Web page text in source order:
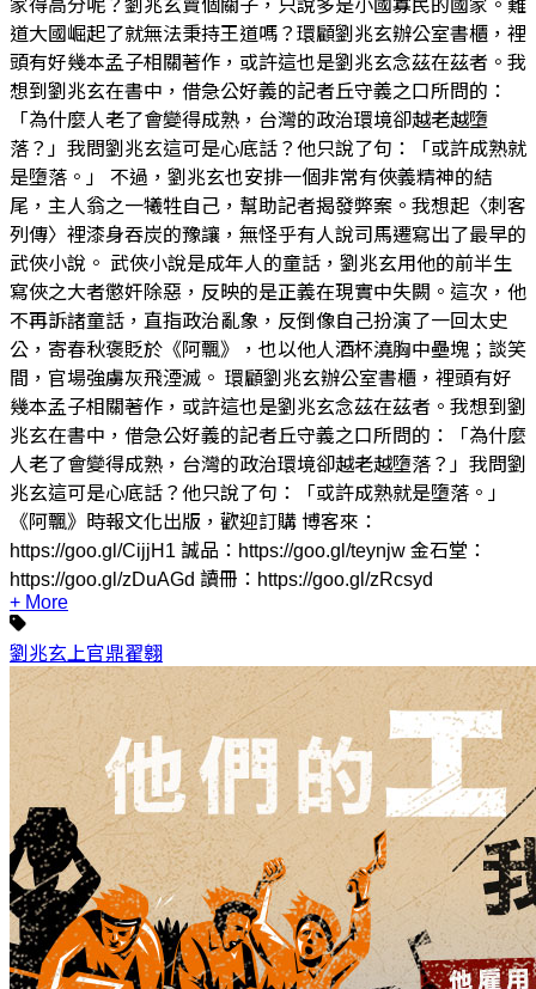
家得高分呢？劉兆玄賣個關子，只說多是小國寡民的國家。難
道大國崛起了就無法秉持王道嗎？環顧劉兆玄辦公室書櫃，裡
頭有好幾本孟子相關著作，或許這也是劉兆玄念茲在茲者。我
想到劉兆玄在書中，借急公好義的記者丘守義之口所問的：
「為什麼人老了會變得成熟，台灣的政治環境卻越老越墮
落？」我問劉兆玄這可是心底話？他只說了句：「或許成熟就
是墮落。」 不過，劉兆玄也安排一個非常有俠義精神的結
尾，主人翁之一犧牲自己，幫助記者揭發弊案。我想起〈刺客
列傳〉裡漆身吞炭的豫讓，無怪乎有人說司馬遷寫出了最早的
武俠小說。 武俠小說是成年人的童話，劉兆玄用他的前半生
寫俠之大者懲奸除惡，反映的是正義在現實中失闕。這次，他
不再訴諸童話，直指政治亂象，反倒像自己扮演了一回太史
公，寄春秋褒貶於《阿飄》，也以他人酒杯澆胸中壘塊；談笑
間，官場強虜灰飛湮滅。 環顧劉兆玄辦公室書櫃，裡頭有好
幾本孟子相關著作，或許這也是劉兆玄念茲在茲者。我想到劉
兆玄在書中，借急公好義的記者丘守義之口所問的：「為什麼
人老了會變得成熟，台灣的政治環境卻越老越墮落？」我問劉
兆玄這可是心底話？他只說了句：「或許成熟就是墮落。」
《阿飄》時報文化出版，歡迎訂購 博客來：
https://goo.gl/CijjH1 誠品：https://goo.gl/teynjw 金石堂：
https://goo.gl/zDuAGd 讀冊：https://goo.gl/zRcsyd
+ More
劉兆玄 上官鼎翟翱